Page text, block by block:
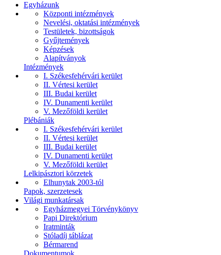
Egyházunk
Központi intézmények
Nevelési, oktatási intézmények
Testületek, bizottságok
Gyűjtemények
Képzések
Alapítványok
Intézmények
I. Székesfehérvári kerület
II. Vértesi kerület
III. Budai kerület
IV. Dunamenti kerület
V. Mezőföldi kerület
Plébániák
I. Székesfehérvári kerület
II. Vértesi kerület
III. Budai kerület
IV. Dunamenti kerület
V. Mezőföldi kerület
Lelkipásztori körzetek
Elhunytak 2003-tól
Papok, szerzetesek
Világi munkatársak
Egyházmegyei Törvénykönyv
Papi Direktórium
Iratminták
Stóladíj táblázat
Bérmarend
Dokumentumok